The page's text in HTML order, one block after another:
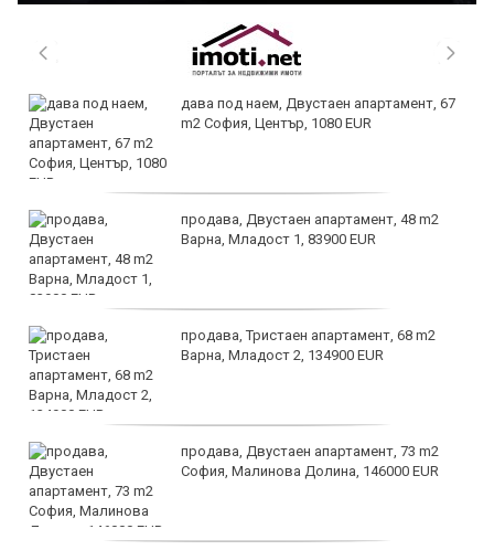
дава под наем, Двустаен апартамент, 67
m2 София, Център, 1080 EUR
продава, Двустаен апартамент, 48 m2
Варна, Младост 1, 83900 EUR
продава, Тристаен апартамент, 68 m2
Варна, Младост 2, 134900 EUR
продава, Двустаен апартамент, 73 m2
София, Малинова Долина, 146000 EUR